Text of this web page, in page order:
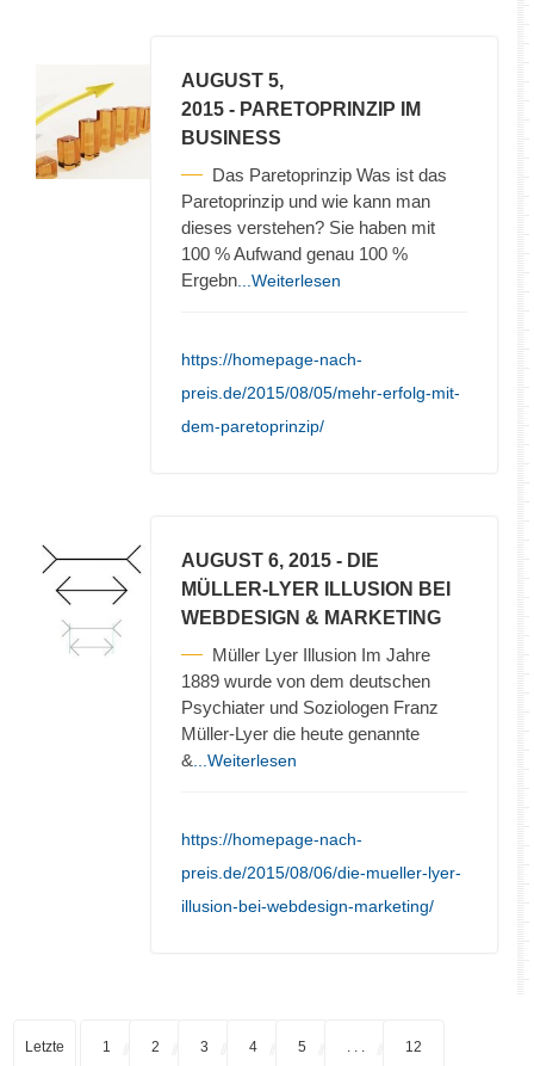
AUGUST 5,
2015 - PARETOPRINZIP IM
BUSINESS
Das Paretoprinzip Was ist das
Paretoprinzip und wie kann man
dieses verstehen? Sie haben mit
100 % Aufwand genau 100 %
Ergebn ...Weiterlesen
https://homepage-nach-
preis.de/2015/08/05/mehr-erfolg-mit-
dem-paretoprinzip/
AUGUST 6, 2015 - DIE
MÜLLER-LYER ILLUSION BEI
WEBDESIGN & MARKETING
Müller Lyer Illusion Im Jahre
1889 wurde von dem deutschen
Psychiater und Soziologen Franz
Müller-Lyer die heute genannte
& ...Weiterlesen
https://homepage-nach-
preis.de/2015/08/06/die-mueller-lyer-
illusion-bei-webdesign-marketing/
Letzte 1 2 3 4 5 12